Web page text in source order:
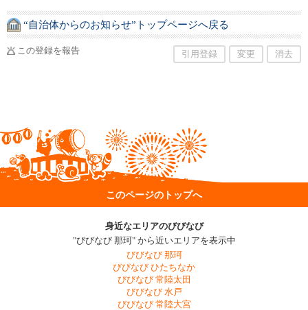
“自治体からのお知らせ”トップページへ戻る
この登録を報告 引用登録 変更 消去
このページのトップへ
身近なエリアのびびなび
"びびなび 那珂" から近いエリアを表示中
びびなび 那珂
びびなび ひたちなか
びびなび 常陸太田
びびなび 水戸
びびなび 常陸大宮